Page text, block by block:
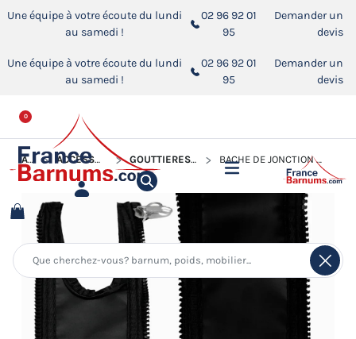
Une équipe à votre écoute du lundi
au samedi !
02 96 92 01
95
Demander un
devis
Une équipe à votre écoute du lundi
au samedi !
02 96 92 01
95
Demander un
devis
0
ACCUEIL ACCESSOIRES POUR BARNUMS PLIANTS GOUTTIÈRES ET JONCTIONS POUR BARNUM PLIANT BÂCHE DE JONCTION ENTRE 2 MURS DE BARNUMS PLIANTS H.2M EN PVC 580G/M²